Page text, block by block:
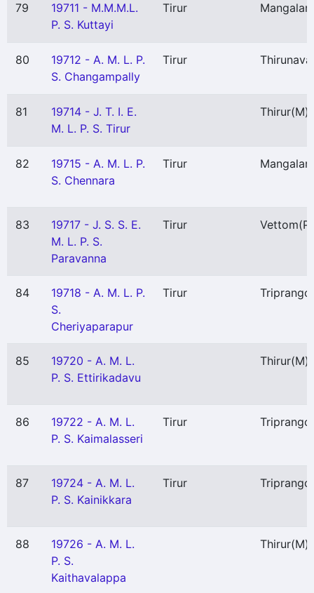
79
19711 - M.M.M.L.
P. S. Kuttayi
Tirur Mangalam
80
19712 - A. M. L. P.
S. Changampally
Tirur
81
19714 - J. T. I. E.
M. L. P. S. Tirur
Thirur(M)
82
19715 - A. M. L. P.
S. Chennara
Tirur Mangalam
83
19717 - J. S. S. E.
M. L. P. S.
Paravanna
Tirur Vettom(P)
84
19718 - A. M. L. P.
S.
Cheriyaparapur
Tirur
85
19720 - A. M. L.
P. S. Ettirikadavu
Thirur(M)
86
19722 - A. M. L.
P. S. Kaimalasseri
Tirur
87
19724 - A. M. L.
P. S. Kainikkara
Tirur
88
19726 - A. M. L.
P. S.
Kaithavalappa
Thirur(M)